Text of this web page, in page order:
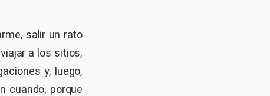
salir un rato
a los sitios,
y, luego,
cuando, porque